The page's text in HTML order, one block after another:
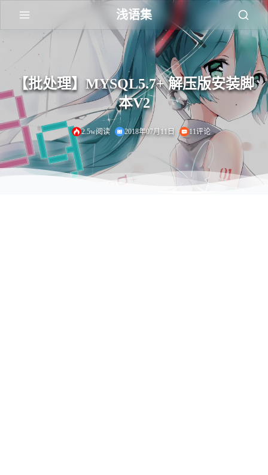
浅语集
【批处理】MYSQL5.7+ 解压版安装脚
本V2
2.5w阅读 2018年07月11日 11评论